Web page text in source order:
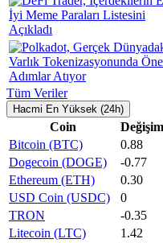
Tüm Veriler
Hacmi En Yüksek (24h)
Coin
Bitcoin (BTC)
0.88
Dogecoin (DOGE)
-0.77
Ethereum (ETH)
0.30
USD Coin (USDC)
0
TRON
-0.35
Litecoin (LTC)
1.42